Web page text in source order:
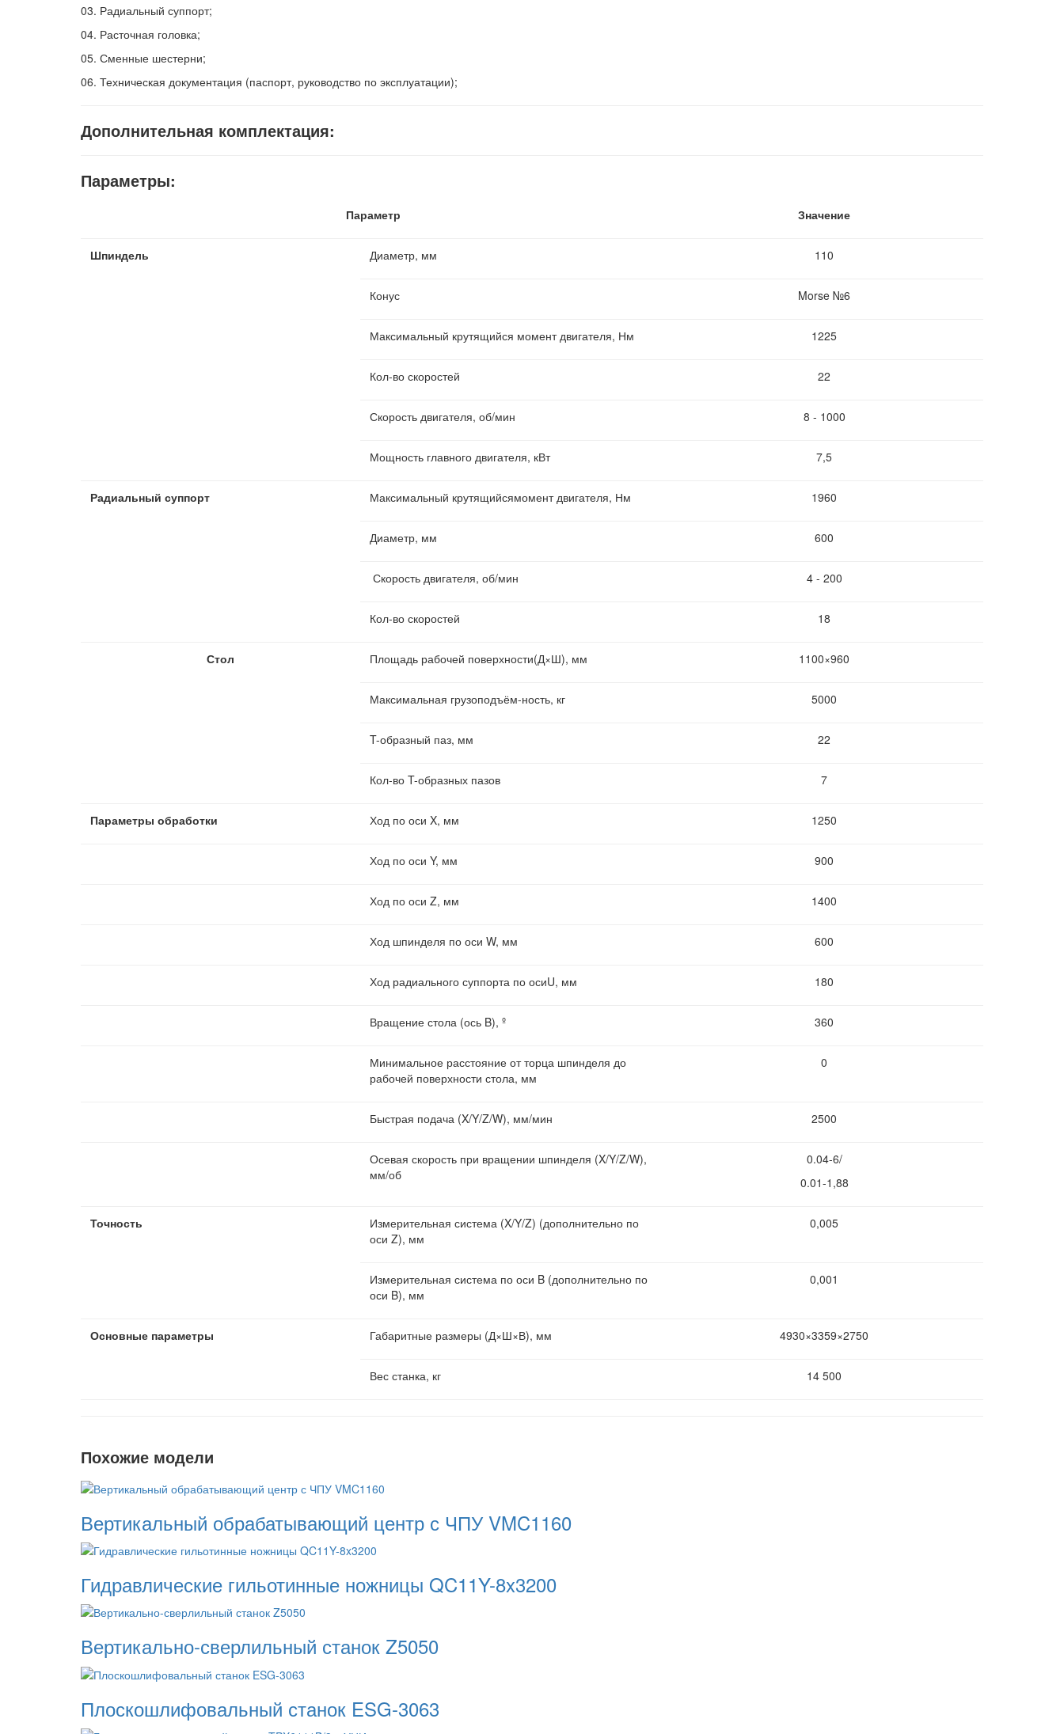
03. Радиальный суппорт;
04. Расточная головка;
05. Сменные шестерни;
06. Техническая документация (паспорт, руководство по эксплуатации);
Дополнительная комплектация:
Параметры:
Параметр Значение
Шпиндель Диаметр, мм 110
Конус Morse №6
Максимальный крутящийся момент двигателя, Нм 1225
Кол-во скоростей 22
Скорость двигателя, об/мин 8 - 1000
Мощность главного двигателя, кВт 7,5
Радиальный суппорт Максимальный крутящийсямомент двигателя, Нм 1960
Диаметр, мм 600
Скорость двигателя, об/мин 4 - 200
Кол-во скоростей 18
Стол Площадь рабочей поверхности(Д×Ш), мм 1100×960
Максимальная грузоподъём-ность, кг 5000
T-образный паз, мм 22
Кол-во T-образных пазов 7
Параметры обработки Ход по оси X, мм 1250
Ход по оси Y, мм 900
Ход по оси Z, мм 1400
Ход шпинделя по оси W, мм 600
Ход радиального суппорта по осиU, мм 180
Вращение стола (ось B), º 360
Минимальное расстояние от торца шпинделя до
рабочей поверхности стола, мм
0
Быстрая подача (X/Y/Z/W), мм/мин 2500
Осевая скорость при вращении шпинделя (X/Y/Z/W),
мм/об
0.04-6/
0.01-1,88
Точность
Измерительная система (X/Y/Z) (дополнительно по
оси Z), мм
0,005
Измерительная система по оси B (дополнительно по
оси B), мм
0,001
Основные параметры Габаритные размеры (Д×Ш×В), мм 4930×3359×2750
Вес станка, кг 14 500
Похожие модели
Вертикальный обрабатывающий центр с ЧПУ VMC1160
Гидравлические гильотинные ножницы QC11Y-8x3200
Вертикально-сверлильный станок Z5050
Плоскошлифовальный станок ESG-3063